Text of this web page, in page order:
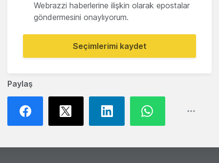
Paylaş
Webrazzi haberlerine ilişkin olarak epostalar
göndermesini onaylıyorum.
Seçimlerimi kaydet